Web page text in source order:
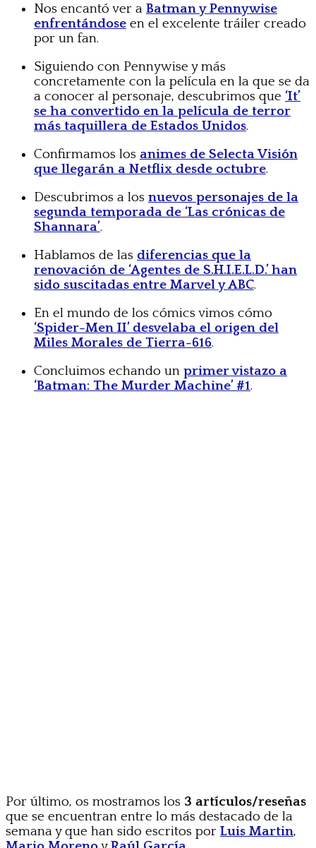
Nos encantó ver a Batman y Pennywise
enfrentándose en el excelente tráiler creado
por un fan.
Siguiendo con Pennywise y más
concretamente con la película en la que se da
a conocer al personaje, descubrimos que ‘It’
se ha convertido en la película de terror
más taquillera de Estados Unidos.
Confirmamos los animes de Selecta Visión
que llegarán a Netflix desde octubre.
Descubrimos a los nuevos personajes de la
segunda temporada de ‘Las crónicas de
Shannara’.
Hablamos de las diferencias que la
renovación de ‘Agentes de S.H.I.E.L.D.’ han
sido suscitadas entre Marvel y ABC.
En el mundo de los cómics vimos cómo
‘Spider-Men II’ desvelaba el origen del
Miles Morales de Tierra-616.
Concluimos echando un primer vistazo a
‘Batman: The Murder Machine’ #1.
Por último, os mostramos los 3 artículos/reseñas
que se encuentran entre lo más destacado de la
semana y que han sido escritos por Luis Martin,